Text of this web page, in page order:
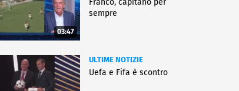
03:47
sempre
ULTIME NOTIZIE
Uefa e Fifa è scontro